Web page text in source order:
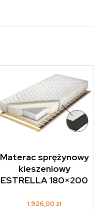
Materac sprężynowy
kieszeniowy
ESTRELLA 180×200
1.926,00 zł